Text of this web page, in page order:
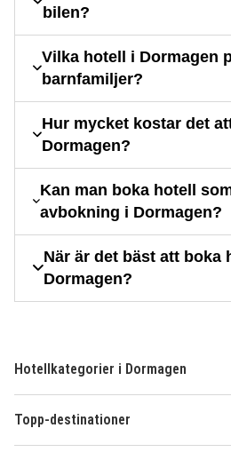
bilen?
Vilka hotell i Dormagen
barnfamiljer?
Hur mycket kostar det
Dormagen?
Kan man boka hotell
avbokning i Dormagen?
När är det bäst att boka
Dormagen?
Hotellkategorier i Dormagen
Topp-destinationer